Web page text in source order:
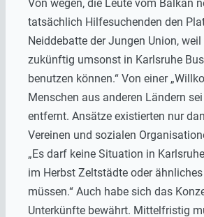
Von wegen‚ die Leute vom Balkan
tatsächlich Hilfesuchenden den
Neiddebatte der Jungen Union,
zukünftig umsonst in Karlsruhe
benutzen können.“ Von einer
Menschen aus anderen Ländern
entfernt. Ansätze existierten nur
Vereinen und sozialen
„Es darf keine Situation in
im Herbst Zeltstädte oder
müssen.“ Auch habe sich das
Unterkünfte bewährt. Mittelfristig